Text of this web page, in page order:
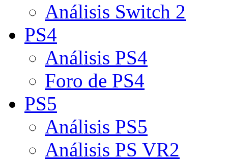
Análisis Switch 2
PS4
Análisis PS4
Foro de PS4
PS5
Análisis PS5
Análisis PS VR2